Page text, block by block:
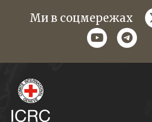
Ми в соцмережах
youtube